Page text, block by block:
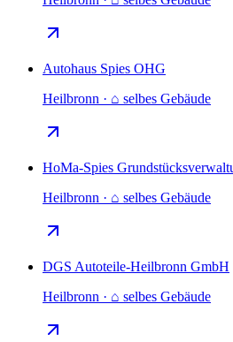
Autohaus Spies OHG
Heilbronn · ⌂ selbes Gebäude
HoMa-Spies
Heilbronn · ⌂ selbes Gebäude
DGS Autoteile-Heilbronn GmbH
Heilbronn · ⌂ selbes Gebäude